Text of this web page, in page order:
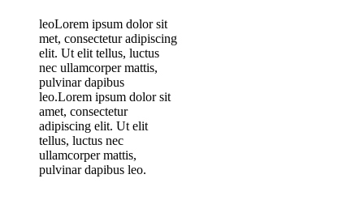
leoLorem ipsum dolor sit
met, consectetur adipiscing
elit. Ut elit tellus, luctus
nec ullamcorper mattis,
pulvinar dapibus
leo.Lorem ipsum dolor sit
amet, consectetur
adipiscing elit. Ut elit
tellus, luctus nec
ullamcorper mattis,
pulvinar dapibus leo.